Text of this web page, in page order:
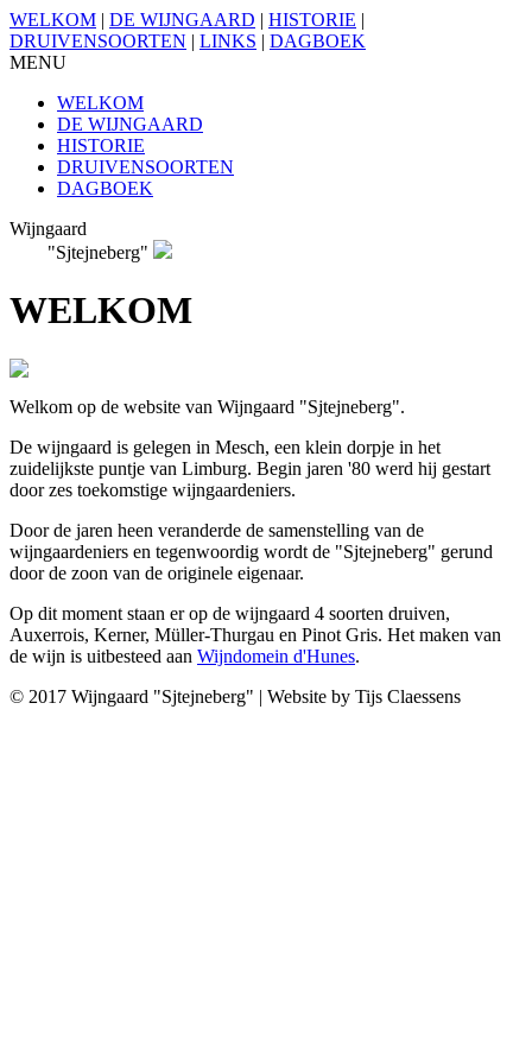
WELKOM | DE WIJNGAARD | HISTORIE |
DRUIVENSOORTEN | LINKS | DAGBOEK
MENU
WELKOM
DE WIJNGAARD
HISTORIE
DRUIVENSOORTEN
DAGBOEK
Wijngaard
"Sjtejneberg"
WELKOM
Welkom op de website van Wijngaard "Sjtejneberg".
De wijngaard is gelegen in Mesch, een klein dorpje in het
zuidelijkste puntje van Limburg. Begin jaren '80 werd hij gestart
door zes toekomstige wijngaardeniers.
Door de jaren heen veranderde de samenstelling van de
wijngaardeniers en tegenwoordig wordt de "Sjtejneberg" gerund
door de zoon van de originele eigenaar.
Op dit moment staan er op de wijngaard 4 soorten druiven,
Auxerrois, Kerner, Müller-Thurgau en Pinot Gris. Het maken van
de wijn is uitbesteed aan Wijndomein d'Hunes.
© 2017 Wijngaard "Sjtejneberg" | Website by Tijs Claessens